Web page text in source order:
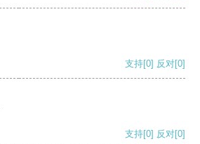
支持[0] 反对[0]
支持[0] 反对[0]